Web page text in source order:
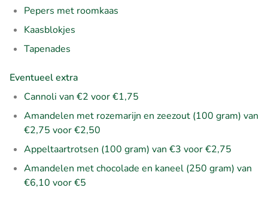
Pepers met roomkaas
Kaasblokjes
Tapenades
Eventueel extra
Cannoli van €2 voor €1,75
Amandelen met rozemarijn en zeezout (100 gram) van
€2,75 voor €2,50
Appeltaartrotsen (100 gram) van €3 voor €2,75
Amandelen met chocolade en kaneel (250 gram) van
€6,10 voor €5